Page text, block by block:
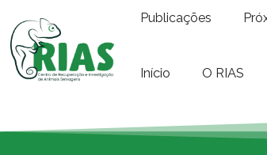
Publicações
Início O RIAS